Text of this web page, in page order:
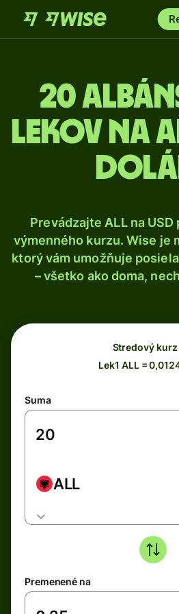
20
lekov na
Prevádzajte ALL na
výmenného kurzu. Wise je
ktorý vám umožňuje
– všetko ako doma,
Stredový kurz
Lek1 ALL =
Suma
ALL
Premenené na